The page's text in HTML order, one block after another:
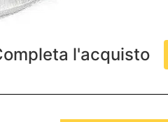
l'acquisto